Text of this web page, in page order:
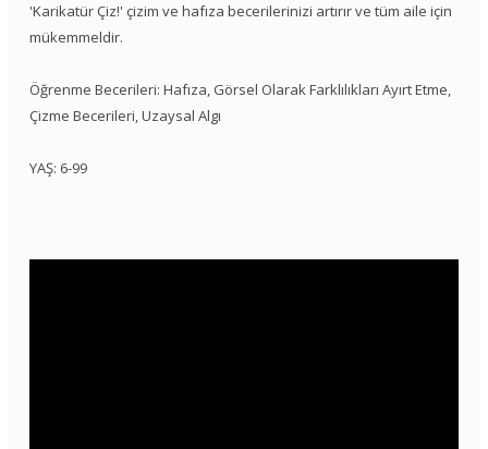
'Karikatür Çiz!' çizim ve hafıza becerilerinizi artırır ve tüm aile için
mükemmeldir.
Öğrenme Becerileri: Hafıza, Görsel Olarak Farklılıkları Ayırt Etme,
Çizme Becerileri, Uzaysal Algı
YAŞ: 6-99